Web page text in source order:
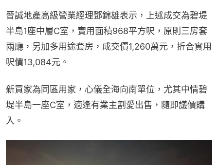
晉誠地產高級營業經理鄧錦雄表示，上述成交為碧堤
半島1座中層C室，實用面積968平方呎，原則三房套
兩廳，另加多用途套房，成交價1,260萬元，折合實用
呎價13,084元。
新買家為同區用家，心儀全海向南單位，尤其中情碧
堤半島一座C室，適逢有業主割愛出售，隨即議價購
入。